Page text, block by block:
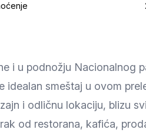
i u podnožju Nacionalnog
smeštaj u ovom
i odličnu lokaciju, blizu
od restorana, kafića,